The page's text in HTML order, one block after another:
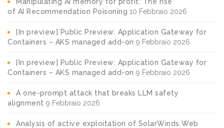
of AI Recommendation Poisoning 10 Febbraio 2026
[In preview] Public Preview: Application Gateway for
Containers – AKS managed add-on 9 Febbraio 2026
[In preview] Public Preview: Application Gateway for
Containers – AKS managed add-on 9 Febbraio 2026
A one-prompt attack that breaks LLM safety
alignment 9 Febbraio 2026
Analysis of active exploitation of SolarWinds Web